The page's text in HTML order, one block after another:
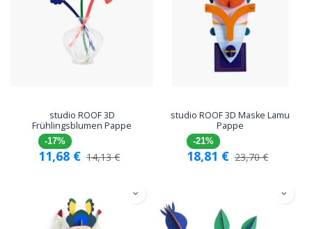
studio ROOF 3D
Frühlingsblumen Pappe
-17%
11,68 € 14,13€
studio ROOF 3D Maske Lamu
Pappe
-21%
18,81 € 23,70€